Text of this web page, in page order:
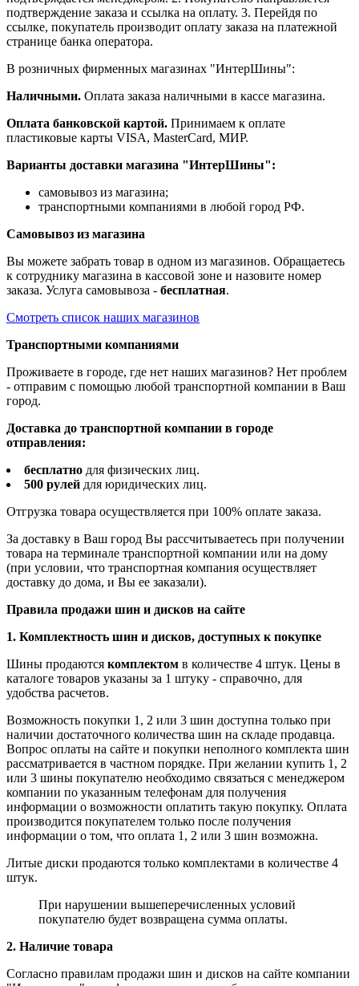
подтверждение заказа и ссылка на оплату. 3. Перейдя по
ссылке, покупатель производит оплату заказа на платежной
странице банка оператора.
В розничных фирменных магазинах "ИнтерШины":
Наличными. Оплата заказа наличными в кассе магазина.
Оплата банковской картой. Принимаем к оплате
пластиковые карты VISA, MasterCard, МИР.
Варианты доставки магазина "ИнтерШины":
самовывоз из магазина;
транспортными компаниями в любой город РФ.
Самовывоз из магазина
Вы можете забрать товар в одном из магазинов. Обращаетесь
к сотруднику магазина в кассовой зоне и назовите номер
заказа. Услуга самовывоза - бесплатная.
Смотреть список наших магазинов
Транспортными компаниями
Проживаете в городе, где нет наших магазинов? Нет проблем
- отправим с помощью любой транспортной компании в Ваш
город.
Доставка до транспортной компании в городе
отправления:
бесплатно для физических лиц.
500 рулей для юридических лиц.
Отгрузка товара осуществляется при 100% оплате заказа.
За доставку в Ваш город Вы рассчитываетесь при получении
товара на терминале транспортной компании или на дому
(при условии, что транспортная компания осуществляет
доставку до дома, и Вы ее заказали).
Правила продажи шин и дисков на сайте
1. Комплектность шин и дисков, доступных к покупке
Шины продаются комплектом в количестве 4 штук. Цены в
каталоге товаров указаны за 1 штуку - справочно, для
удобства расчетов.
Возможность покупки 1, 2 или 3 шин доступна только при
наличии достаточного количества шин на складе продавца.
Вопрос оплаты на сайте и покупки неполного комплекта шин
рассматривается в частном порядке. При желании купить 1, 2
или 3 шины покупателю необходимо связаться с менеджером
компании по указанным телефонам для получения
информации о возможности оплатить такую покупку. Оплата
производится покупателем только после получения
информации о том, что оплата 1, 2 или 3 шин возможна.
Литые диски продаются только комплектами в количестве 4
штук.
При нарушении вышеперечисленных условий
покупателю будет возвращена сумма оплаты.
2. Наличие товара
Согласно правилам продажи шин и дисков на сайте компании